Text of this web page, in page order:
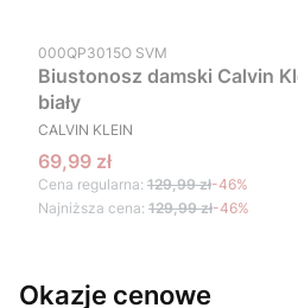
Kod produktu
000QP3015O SVM
Biustonosz damski Calvin
biały
PRODUCENT
CALVIN KLEIN
Cena promocyjna
69,99 zł
Cena regularna: 129,99 zł-46%
Najniższa cena: 129,99 zł-46%
Okazje cenowe